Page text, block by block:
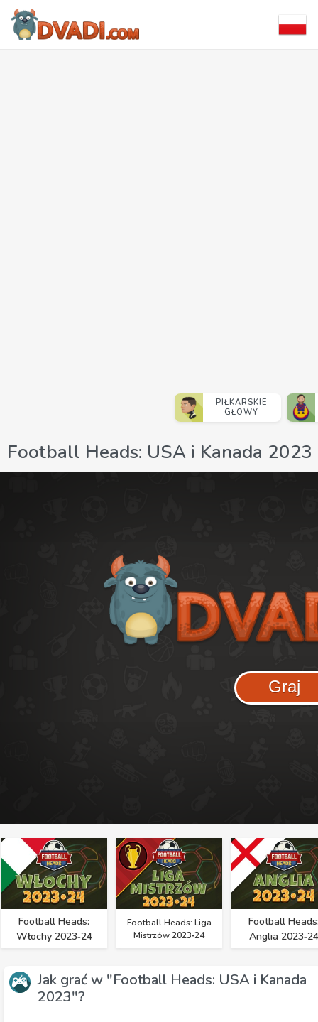
PIŁKARSKIE
GŁOWY
Football Heads: USA i Kanada 2023
Graj
Football Heads:
Włochy 2023‑24
Football Heads: Liga
Mistrzów 2023‑24
Football
Anglia 2023‑24
Jak grać w "Football Heads: USA i Kanada
2023"?